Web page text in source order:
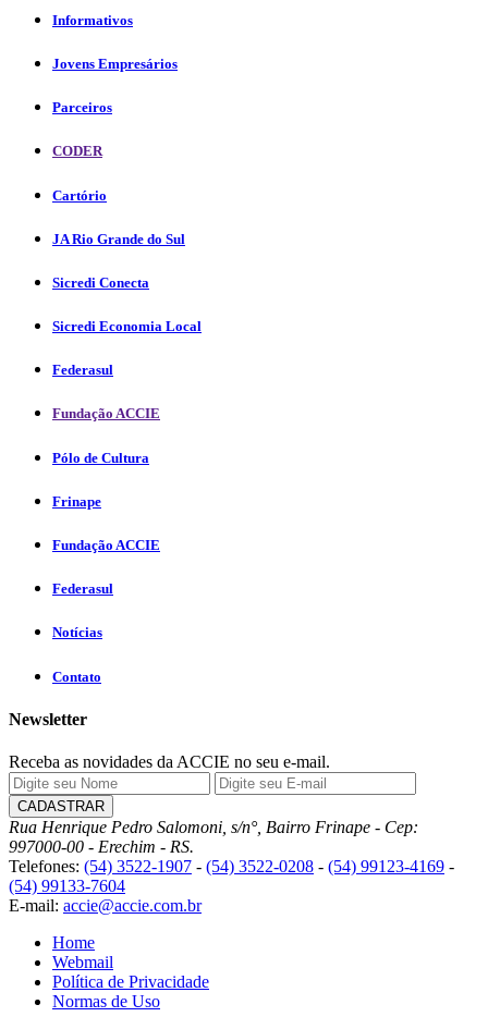
Informativos
Jovens Empresários
Parceiros
CODER
Cartório
JA Rio Grande do Sul
Sicredi Conecta
Sicredi Economia Local
Federasul
Fundação ACCIE
Pólo de Cultura
Frinape
Fundação ACCIE
Federasul
Notícias
Contato
Newsletter
Receba as novidades da ACCIE no seu e-mail.
Rua Henrique Pedro Salomoni, s/n°, Bairro Frinape - Cep:
997000-00 - Erechim - RS.
Telefones: (54) 3522-1907 - (54) 3522-0208 - (54) 99123-4169 -
(54) 99133-7604
E-mail: accie@accie.com.br
Home
Webmail
Política de Privacidade
Normas de Uso